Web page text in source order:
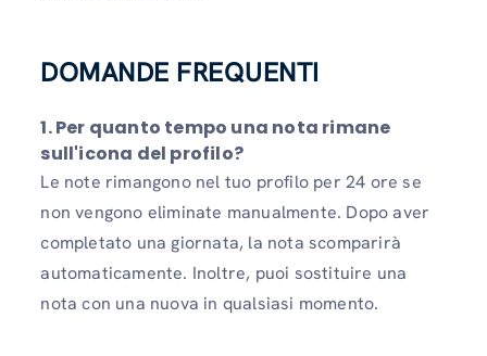
DOMANDE FREQUENTI
1.Per quanto tempo una nota rimane
sull'icona del profilo?
Le note rimangono nel tuo profilo per 24 ore se
non vengono eliminate manualmente. Dopo aver
completato una giornata, la nota scomparirà
automaticamente. Inoltre, puoi sostituire una
nota con una nuova in qualsiasi momento.